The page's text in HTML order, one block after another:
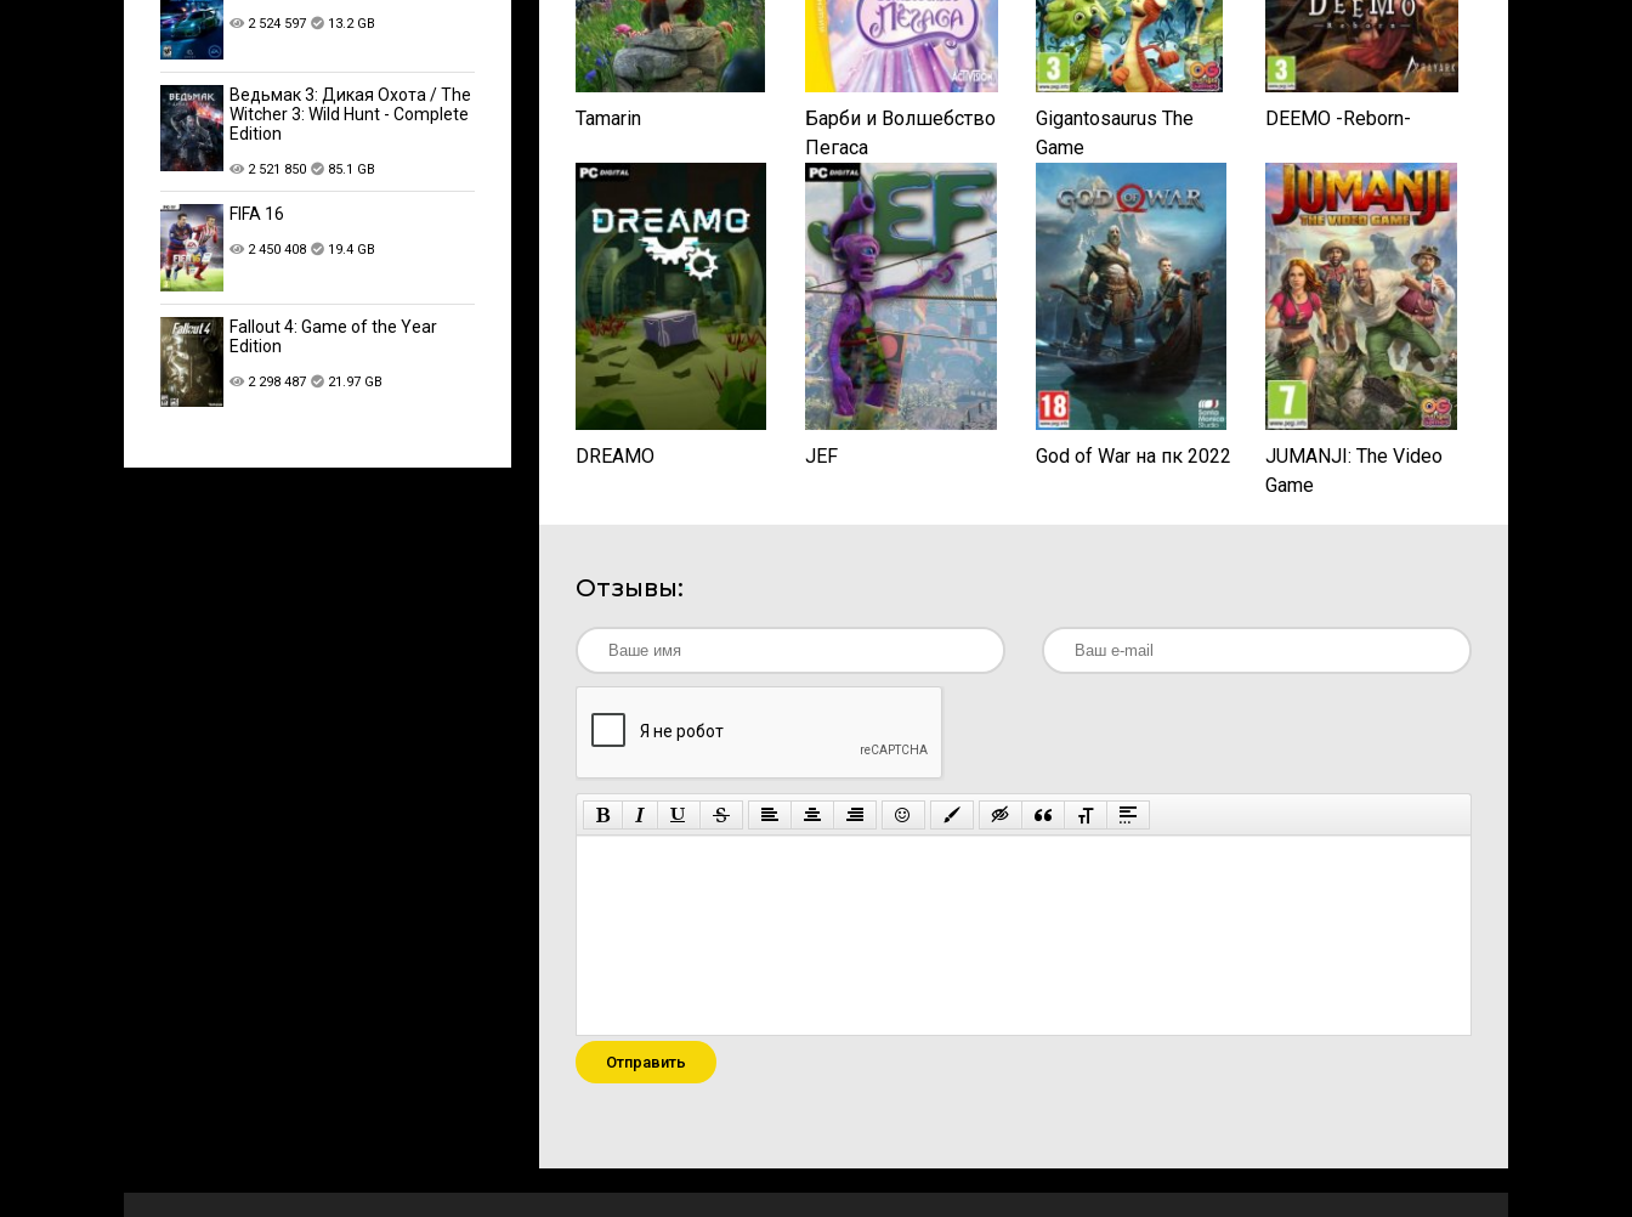
2 524 597 13.2 GB
Ведьмак 3: Дикая Охота / The
Witcher 3: Wild Hunt - Complete
Edition
2 521 850 85.1 GB
FIFA 16
2 450 408 19.4 GB
Fallout 4: Game of the Year
Edition
2 298 487 21.97 GB
Tamarin
Барби и Волшебство
Пегаса
Gigantosaurus The
Game
DEEMO -Reborn-
DREAMO JEF God of War на пк 2022
JUMANJI: The Video
Game
Отзывы:
Отправить